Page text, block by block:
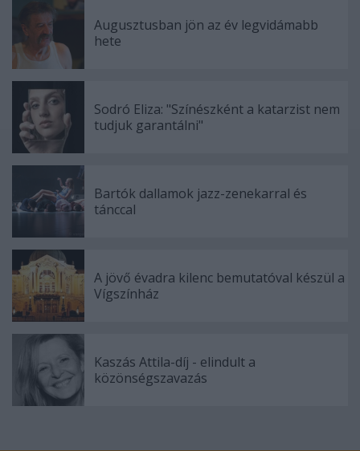
Augusztusban jön az év legvidámabb
hete
Sodró Eliza: "Színészként a katarzist nem
tudjuk garantálni"
Bartók dallamok jazz-zenekarral és
tánccal
A jövő évadra kilenc bemutatóval készül a
Vígszínház
Kaszás Attila-díj - elindult a
közönségszavazás